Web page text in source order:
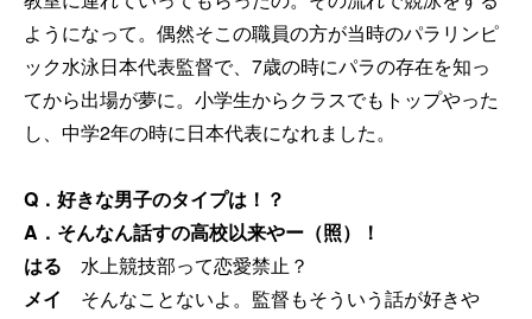
ようになって。偶然そこの職員の方が当時のパラリンピ
ック水泳日本代表監督で、7歳の時にパラの存在を知っ
てから出場が夢に。小学生からクラスでもトップやった
し、中学2年の時に日本代表になれました。
Q．好きな男子のタイプは！？
A．そんなん話すの高校以来やー（照）！
はる 水上競技部って恋愛禁止？
メイ そんなことないよ。監督もそういう話が好きや